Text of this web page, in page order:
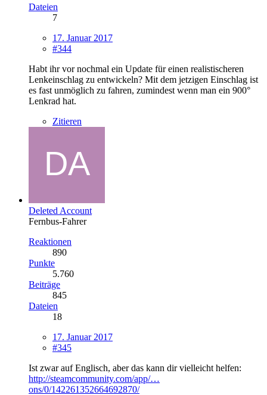
Dateien
7
17. Januar 2017
#344
Habt ihr vor nochmal ein Update für einen realistischeren
Lenkeinschlag zu entwickeln? Mit dem jetzigen Einschlag ist
es fast unmöglich zu fahren, zumindest wenn man ein 900°
Lenkrad hat.
Zitieren
Deleted Account
Fernbus-Fahrer
Reaktionen
890
Punkte
5.760
Beiträge
845
Dateien
18
17. Januar 2017
#345
Ist zwar auf Englisch, aber das kann dir vielleicht helfen:
http://steamcommunity.com/app/…
ons/0/142261352664692870/